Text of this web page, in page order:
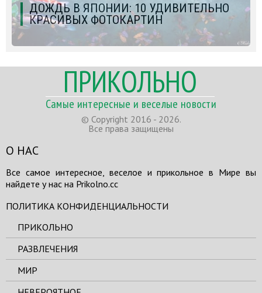
ДОЖДЬ В ЯПОНИИ: 10 УДИВИТЕЛЬНО
КРАСИВЫХ ФОТОКАРТИН
ПРИКОЛЬНО
Самые интересные и веселые новости
© Copyright 2016 - 2026.
Все права защищены
О НАС
Все самое интересное, веселое и прикольное в Мире вы
найдете у нас на Prikolno.cc
ПОЛИТИКА КОНФИДЕНЦИАЛЬНОСТИ
ПРИКОЛЬНО
РАЗВЛЕЧЕНИЯ
МИР